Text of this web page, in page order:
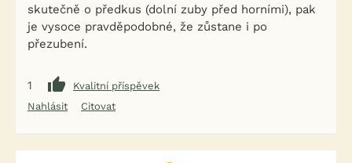
skutečně o předkus (dolní zuby před horními), pak
je vysoce pravděpodobné, že zůstane i po
přezubení.
1
Kvalitní příspěvek
Nahlásit
Citovat